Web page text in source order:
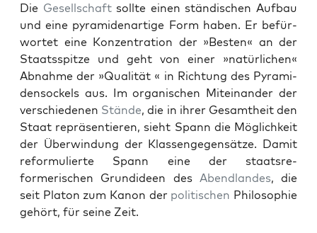
Die Gesellschaftsollte einen ständis­chen Auf­bau
und eine pyra­mi­denar­tige Form haben. Er befür­
wortet eine Konzen­tra­tion der »Besten« an der
Staatsspitze und geht von ein­er »natür­lichen«
Abnahme der »Qual­ität « in Rich­tung des Pyra­mi­
densock­els aus. Im organ­is­chen Miteinan­der der
ver­schiede­nen Stände, die in ihrer Gesamtheit den
Staat repräsen­tieren, sieht Spann die Möglichkeit
der Über­win­dung der Klas­sen­ge­gen­sätze. Damit
refor­mulierte Spann eine der staat­sre­
formerischen Grun­dideen des Abend­lan­des, die
seit Pla­ton zum Kanon der poli­tis­chen Philoso­phie
gehört, für seine Zeit.